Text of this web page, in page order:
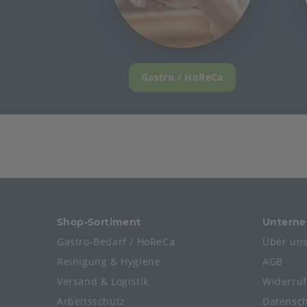
Gastro / HoReCa
Shop-Sortiment
Gastro-Bedarf / HoReCa
Reinigung & Hygiene
Versand & Logistik
Arbeitsschutz
Über
AGB